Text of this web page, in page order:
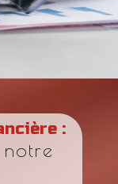
: